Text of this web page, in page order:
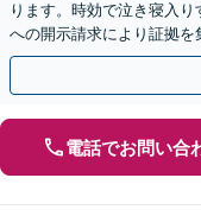
ります。時効で泣き寝入
への開示請求により証拠
補償や解決金も請求可。
電話でお問い合